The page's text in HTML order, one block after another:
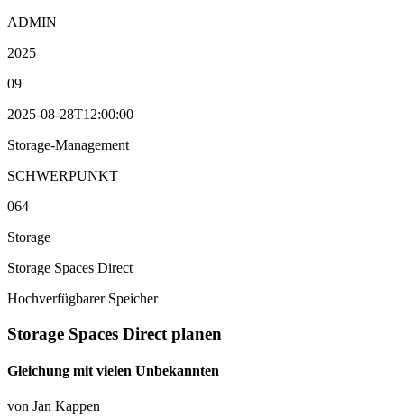
ADMIN
2025
09
2025-08-28T12:00:00
Storage-Management
SCHWERPUNKT
064
Storage
Storage Spaces Direct
Hochverfügbarer Speicher
Storage Spaces Direct planen
Gleichung mit vielen Unbekannten
von Jan Kappen